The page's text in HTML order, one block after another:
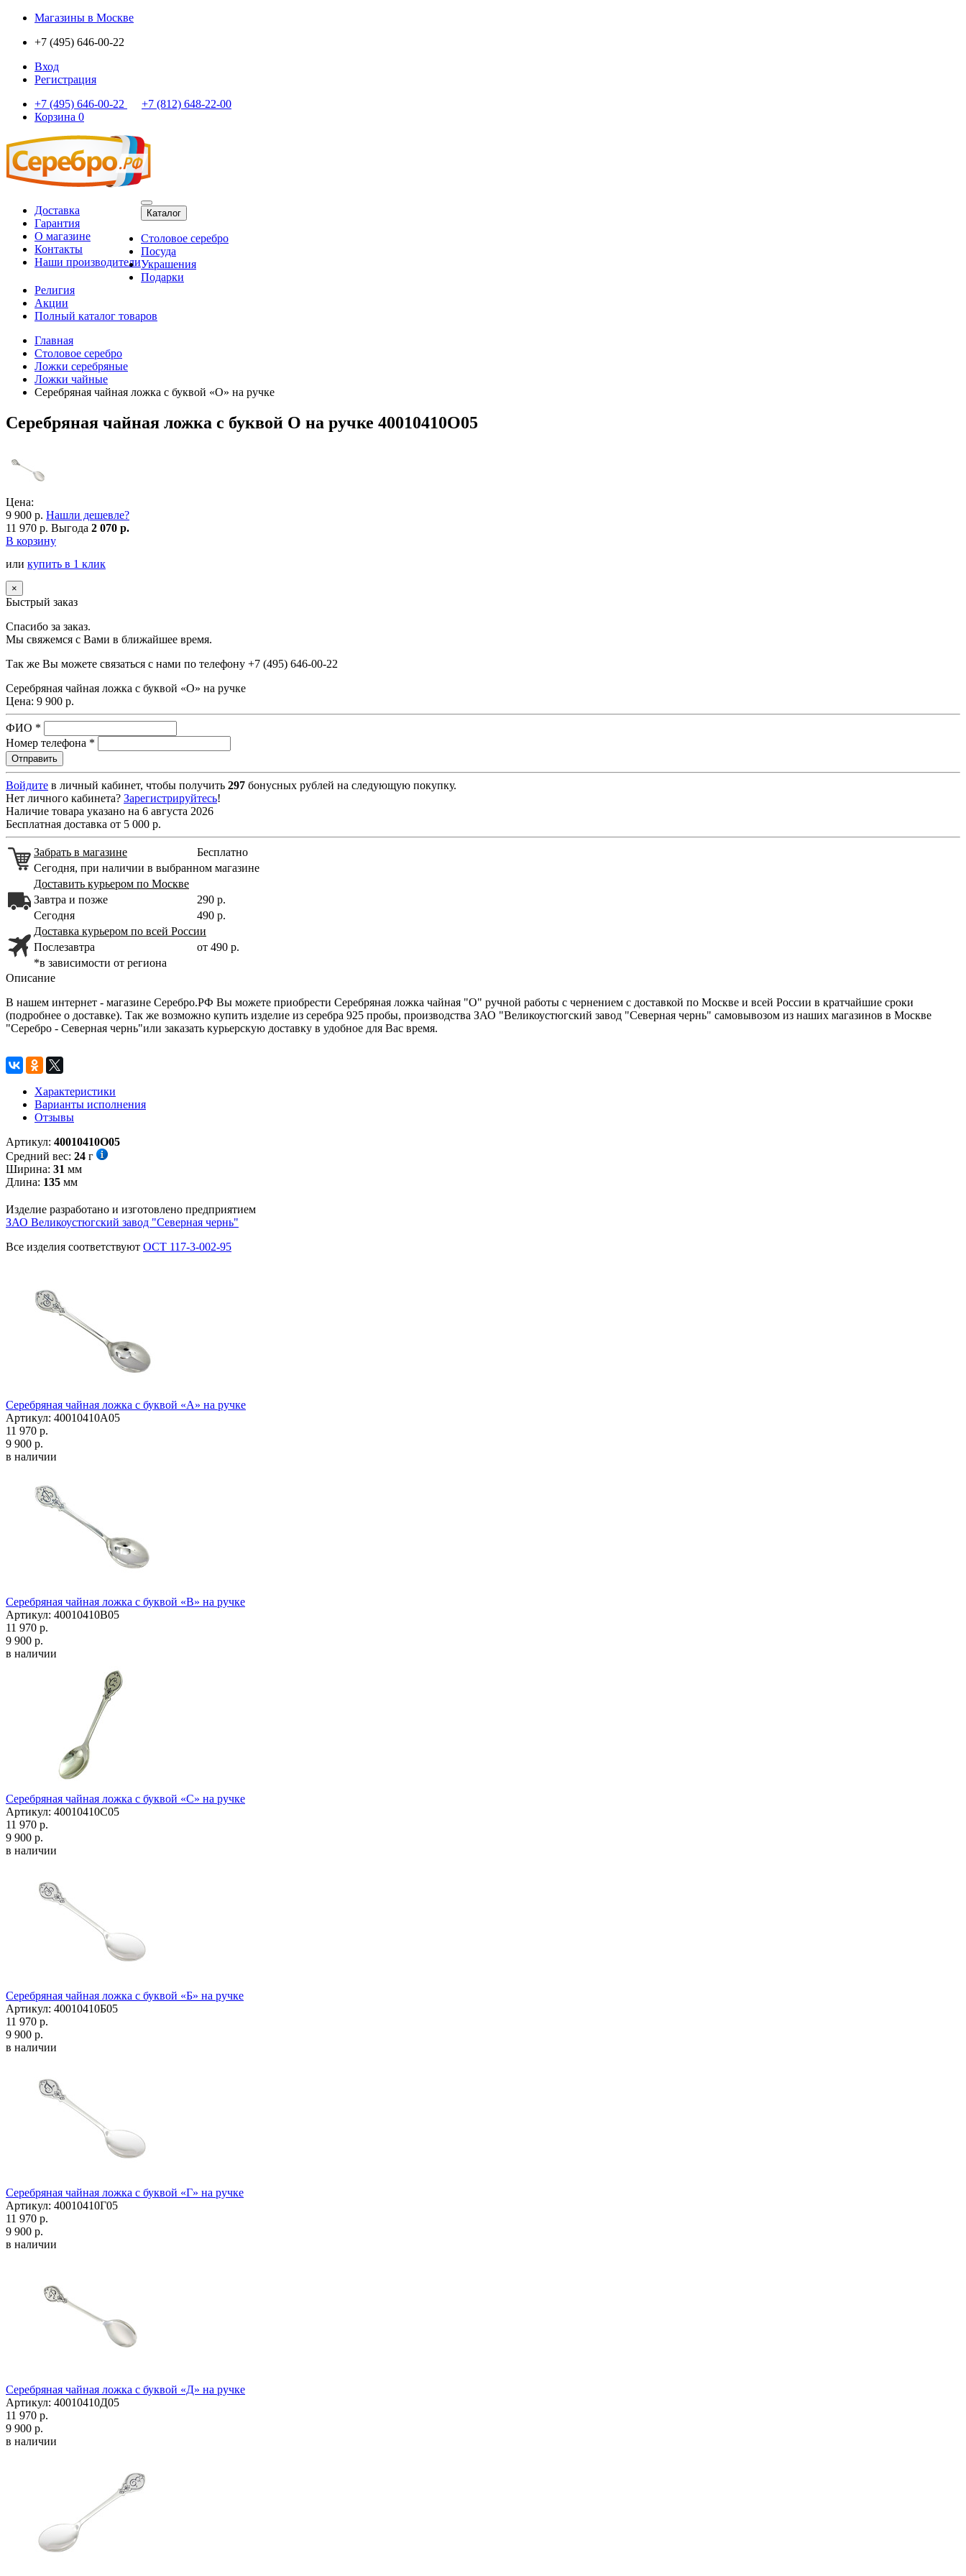
Магазины в Москве
+7 (495) 646-00-22
Вход
Регистрация
+7 (495) 646-00-22
+7 (812) 648-22-00
Корзина 0
Доставка
Гарантия
О магазине
Контакты
Наши производители
Каталог
Столовое серебро
Посуда
Украшения
Подарки
Религия
Акции
Полный каталог товаров
Главная
Столовое серебро
Ложки серебряные
Ложки чайные
Серебряная чайная ложка с буквой «О» на ручке
Серебряная чайная ложка с буквой О на ручке 40010410О05
Цена:
9 900 р. Нашли дешевле?
11 970 р. Выгода 2 070 р.
В корзину
или купить в 1 клик
×
Быстрый заказ
Спасибо за заказ.
Мы свяжемся с Вами в ближайшее время.
Так же Вы можете связаться с нами по телефону +7 (495) 646-00-22
Серебряная чайная ложка с буквой «О» на ручке
Цена: 9 900 р.
ФИО *
Номер телефона *
Войдите в личный кабинет, чтобы получить 297 бонусных рублей на следующую покупку.
Нет личного кабинета? Зарегистрируйтесь!
Наличие товара указано на 6 августа 2026
Бесплатная доставка от 5 000 р.
Забрать в магазине
Бесплатно
Сегодня, при наличии в выбранном магазине
Доставить курьером по Москве
Завтра и позже
290 р.
Сегодня
490 р.
Доставка курьером по всей России
Послезавтра
от 490 р.
*в зависимости от региона
Описание
В нашем интернет - магазине Серебро.РФ Вы можете приобрести Серебряная ложка чайная "О" ручной работы с чернением с доставкой по Москве и всей России в кратчайшие сроки
(подробнее о доставке). Так же возможно купить изделие из серебра 925 пробы, производства ЗАО "Великоустюгский завод "Северная чернь" самовывозом из наших магазинов в Москве
"Серебро - Северная чернь"или заказать курьерскую доставку в удобное для Вас время.
Характеристики
Варианты исполнения
Отзывы
Артикул: 40010410О05
Средний вес: 24 г
Ширина: 31 мм
Длина: 135 мм
Изделие разработано и изготовлено предприятием
ЗАО Великоустюгский завод "Северная чернь"
Все изделия соответствуют ОСТ 117-3-002-95
Серебряная чайная ложка с буквой «А» на ручке
Артикул: 40010410А05
11 970 р.
9 900 р.
в наличии
Серебряная чайная ложка с буквой «В» на ручке
Артикул: 40010410В05
11 970 р.
9 900 р.
в наличии
Серебряная чайная ложка с буквой «С» на ручке
Артикул: 40010410С05
11 970 р.
9 900 р.
в наличии
Серебряная чайная ложка с буквой «Б» на ручке
Артикул: 40010410Б05
11 970 р.
9 900 р.
в наличии
Серебряная чайная ложка с буквой «Г» на ручке
Артикул: 40010410Г05
11 970 р.
9 900 р.
в наличии
Серебряная чайная ложка с буквой «Д» на ручке
Артикул: 40010410Д05
11 970 р.
9 900 р.
в наличии